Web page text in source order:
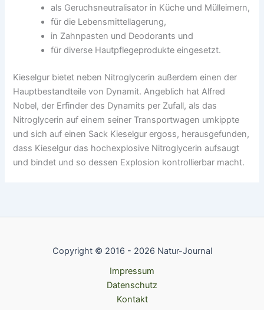
als Geruchsneutralisator in Küche und Mülleimern,
für die Lebensmittellagerung,
in Zahnpasten und Deodorants und
für diverse Hautpflegeprodukte eingesetzt.
Kieselgur bietet neben Nitroglycerin außerdem einen der
Hauptbestandteile von Dynamit. Angeblich hat Alfred
Nobel, der Erfinder des Dynamits per Zufall, als das
Nitroglycerin auf einem seiner Transportwagen umkippte
und sich auf einen Sack Kieselgur ergoss, herausgefunden,
dass Kieselgur das hochexplosive Nitroglycerin aufsaugt
und bindet und so dessen Explosion kontrollierbar macht.
Copyright © 2016 - 2026 Natur-Journal
Impressum
Datenschutz
Kontakt